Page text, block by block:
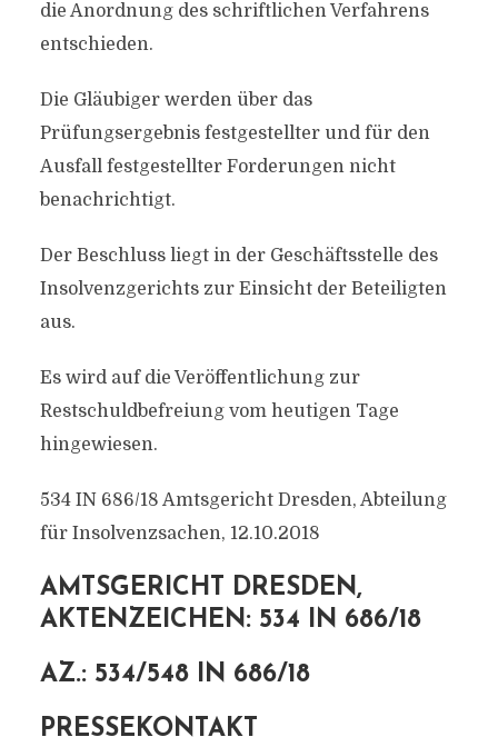
die Anordnung des schriftlichen Verfahrens
entschieden.
Die Gläubiger werden über das
Prüfungsergebnis festgestellter und für den
Ausfall festgestellter Forderungen nicht
benachrichtigt.
Der Beschluss liegt in der Geschäftsstelle des
Insolvenzgerichts zur Einsicht der Beteiligten
aus.
Es wird auf die Veröffentlichung zur
Restschuldbefreiung vom heutigen Tage
hingewiesen.
534 IN 686/18 Amtsgericht Dresden, Abteilung
für Insolvenzsachen, 12.10.2018
AMTSGERICHT DRESDEN,
AKTENZEICHEN: 534 IN 686/18
AZ.: 534/548 IN 686/18
PRESSEKONTAKT